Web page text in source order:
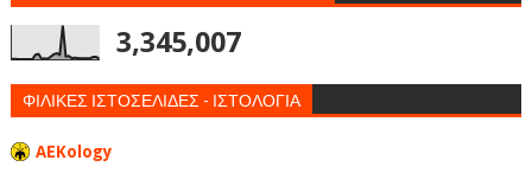
3,345,007
ΦΙΛΙΚΕΣ ΙΣΤΟΣΕΛΙΔΕΣ - ΙΣΤΟΛΟΓΙΑ
AEKology